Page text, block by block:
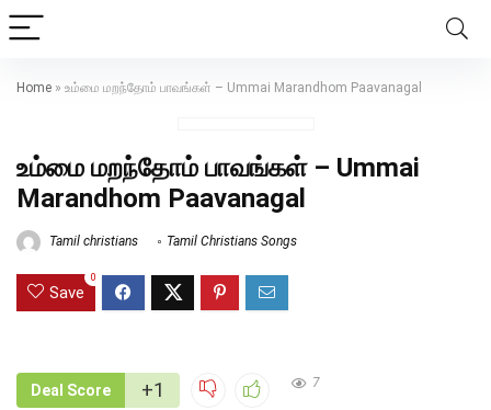
Home » உம்மை மறந்தோம் பாவங்கள் – Ummai Marandhom Paavanagal
உம்மை மறந்தோம் பாவங்கள் – Ummai
Marandhom Paavanagal
Tamil christians Tamil Christians Songs
Save
0
Deal Score +1 7